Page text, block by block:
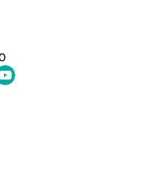
Youtube